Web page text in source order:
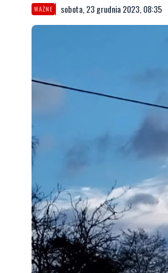
WAŻNE sobota, 23 grudnia 2023, 08:35